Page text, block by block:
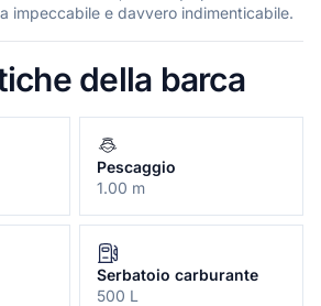
impeccabile e davvero indimenticabile.
della barca
Pescaggio
1.00 m
Serbatoio carburante
500 L